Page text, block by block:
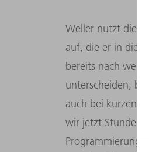
Weller nutzt die
auf, die er in die
bereits nach
unterscheiden,
auch bei kurzen
wir jetzt Stunden
Programmierung: